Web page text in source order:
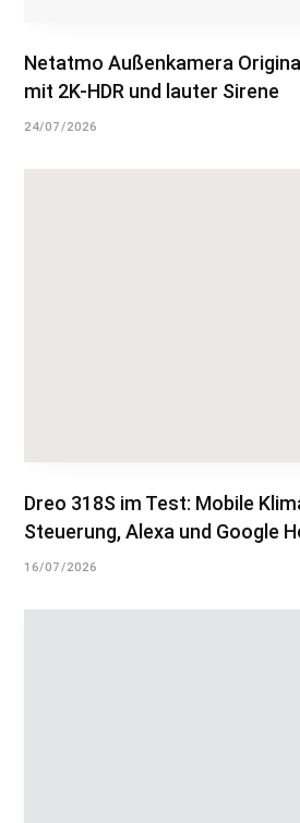
Netatmo Außenkamera
mit 2K-HDR und lauter Sirene
24/07/2026
Dreo 318S im Test: Mobile
Steuerung, Alexa und Google
16/07/2026